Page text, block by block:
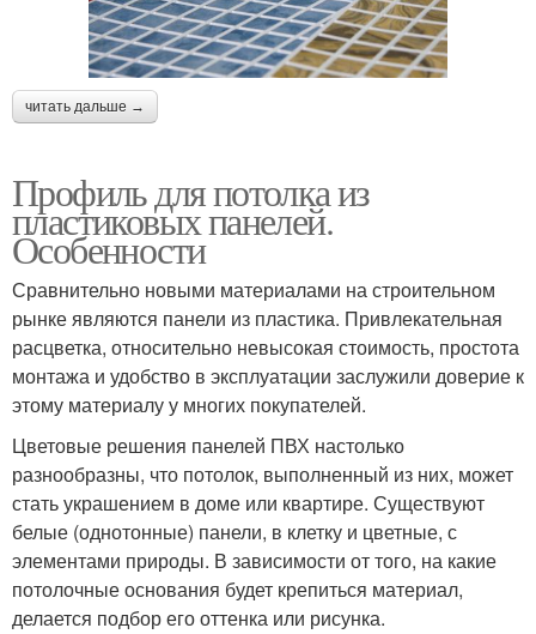
читать дальше →
Профиль для потолка из
пластиковых панелей.
Особенности
Сравнительно новыми материалами на строительном
рынке являются панели из пластика. Привлекательная
расцветка, относительно невысокая стоимость, простота
монтажа и удобство в эксплуатации заслужили доверие к
этому материалу у многих покупателей.
Цветовые решения панелей ПВХ настолько
разнообразны, что потолок, выполненный из них, может
стать украшением в доме или квартире. Существуют
белые (однотонные) панели, в клетку и цветные, с
элементами природы. В зависимости от того, на какие
потолочные основания будет крепиться материал,
делается подбор его оттенка или рисунка.